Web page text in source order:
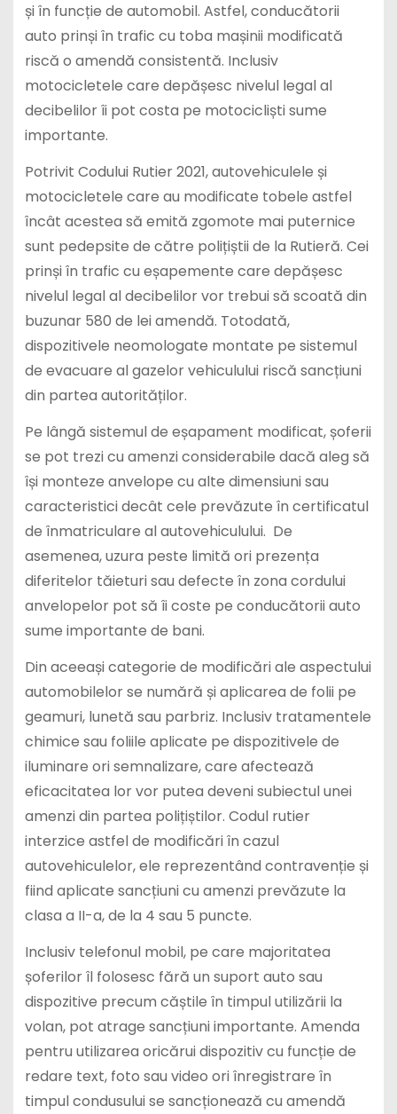
și în funcție de automobil. Astfel, conducătorii
auto prinși în trafic cu toba mașinii modificată
riscă o amendă consistentă. Inclusiv
motocicletele care depășesc nivelul legal al
decibelilor îi pot costa pe motocicliști sume
importante.
Potrivit Codului Rutier 2021, autovehiculele și
motocicletele care au modificate tobele astfel
încât acestea să emită zgomote mai puternice
sunt pedepsite de către polițiștii de la Rutieră. Cei
prinși în trafic cu eșapemente care depășesc
nivelul legal al decibelilor vor trebui să scoată din
buzunar 580 de lei amendă. Totodată,
dispozitivele neomologate montate pe sistemul
de evacuare al gazelor vehiculului riscă sancțiuni
din partea autorităților.
Pe lângă sistemul de eșapament modificat, șoferii
se pot trezi cu amenzi considerabile dacă aleg să
își monteze anvelope cu alte dimensiuni sau
caracteristici decât cele prevăzute în certificatul
de înmatriculare al autovehiculului. De
asemenea, uzura peste limită ori prezența
diferitelor tăieturi sau defecte în zona cordului
anvelopelor pot să îi coste pe conducătorii auto
sume importante de bani.
Din aceeași categorie de modificări ale aspectului
automobilelor se numără și aplicarea de folii pe
geamuri, lunetă sau parbriz. Inclusiv tratamentele
chimice sau foliile aplicate pe dispozitivele de
iluminare ori semnalizare, care afectează
eficacitatea lor vor putea deveni subiectul unei
amenzi din partea polițiștilor. Codul rutier
interzice astfel de modificări în cazul
autovehiculelor, ele reprezentând contravenție și
fiind aplicate sancțiuni cu amenzi prevăzute la
clasa a II-a, de la 4 sau 5 puncte.
Inclusiv telefonul mobil, pe care majoritatea
șoferilor îl folosesc fără un suport auto sau
dispozitive precum căștile în timpul utilizării la
volan, pot atrage sancțiuni importante. Amenda
pentru utilizarea oricărui dispozitiv cu funcție de
redare text, foto sau video ori înregistrare în
timpul condusului se sancționează cu amendă